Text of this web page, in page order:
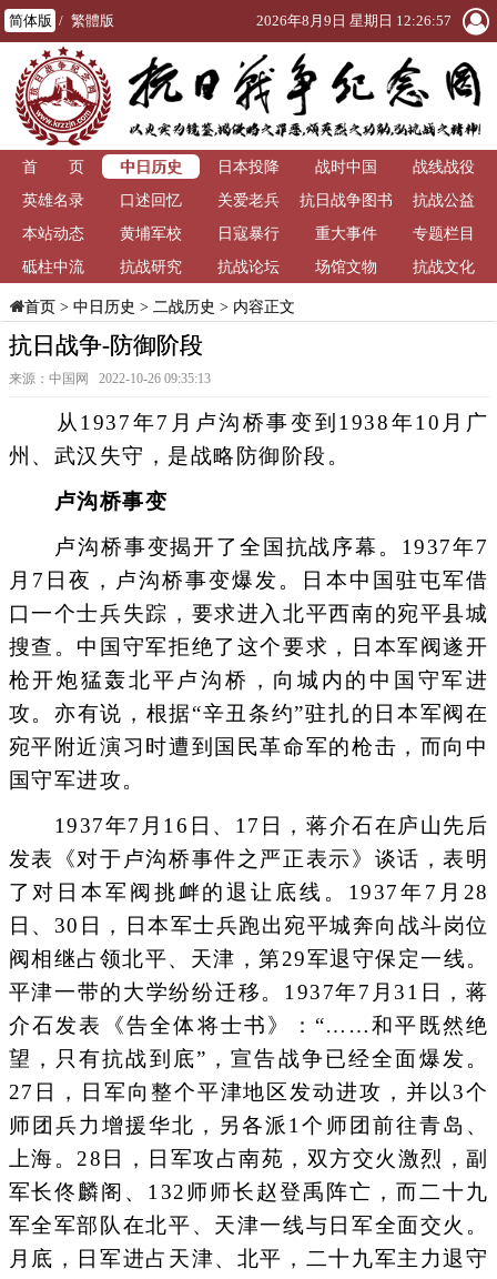
简体版 / 繁體版 2026年8月9日 星期日 12:26:58
首 页 中日历史 日本投降 战时中国
战线战役
英雄名录
口述回忆 关爱老兵
抗日战争图书
馆
抗战公益
本站动态
黄埔军校 日寇暴行 重大事件
专题栏目
砥柱中流
抗战研究 抗战论坛 场馆文物 抗战文化
首页> 中日历史 > 二战历史 > 内容正文
抗日战争-防御阶段
来源：中国网 2022-10-26 09:35:13
从1937年7月卢沟桥事变到1938年10月广
州、武汉失守，是战略防御阶段。
卢沟桥事变
卢沟桥事变揭开了全国抗战序幕。1937年7
月7日夜，卢沟桥事变爆发。日本中国驻屯军借
口一个士兵失踪，要求进入北平西南的宛平县城
搜查。中国守军拒绝了这个要求，日本军阀遂开
枪开炮猛轰北平卢沟桥，向城内的中国守军进
攻。亦有说，根据“辛丑条约”驻扎的日本军阀在
宛平附近演习时遭到国民革命军的枪击，而向中
国守军进攻。
1937年7月16日、17日，蒋介石在庐山先后
发表《对于卢沟桥事件之严正表示》谈话，表明
了对日本军阀挑衅的退让底线。1937年7月28
日、30日，日本军士兵跑出宛平城奔向战斗岗位
阀相继占领北平、天津，第29军退守保定一线。
平津一带的大学纷纷迁移。1937年7月31日，蒋
介石发表《告全体将士书》：“……和平既然绝
望，只有抗战到底”，宣告战争已经全面爆发。
27日，日军向整个平津地区发动进攻，并以3个
师团兵力增援华北，另各派1个师团前往青岛、
上海。28日，日军攻占南苑，双方交火激烈，副
军长佟麟阁、132师师长赵登禹阵亡，而二十九
军全军部队在北平、天津一线与日军全面交火。
月底，日军进占天津、北平，二十九军主力退守